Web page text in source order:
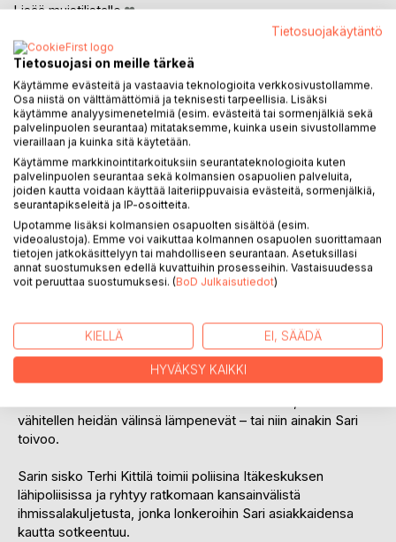
Lisää muistilistalle
KUVAUS
Lähihoitaja Sari Kuusisto työskentelee Auroran kotiavussa
Itä-Helsingissä. Hänen asiakaskuntaansa kuuluu vanhuksia,
vammaisia, mielenterveys- ja päihdeongelmaisia
kaupunkilaisia. He ovat kaikki omanlaisiaan persoonia eikä
heidän seurassaan yksikään päivä ole samanlainen.
Sari asuu Töölöntorin laidalla kissansa kanssa. Hän on
sinkku, mutta hänen sydämensä on varattu naapurissa
asuvalle Enskalle, joka matkustaa paljon työtehtävissä
vähitellen heidän välinsä lämpenevät – tai niin ainakin Sari
toivoo.
Sarin sisko Terhi Kittilä toimii poliisina Itäkeskuksen
lähipoliisissa ja ryhtyy ratkomaan kansainvälistä
ihmissalakuljetusta, jonka lonkeroihin Sari asiakkaidensa
kautta sotkeentuu.
Tietosuojakäytäntö
Tietosuojasi on meille tärkeä
Käytämme evästeitä ja vastaavia teknologioita verkkosivustollamme.
Osa niistä on välttämättömiä ja teknisesti tarpeellisia. Lisäksi
käytämme analyysimenetelmiä (esim. evästeitä tai sormenjälkiä sekä
palvelinpuolen seurantaa) mitataksemme, kuinka usein sivustollamme
vieraillaan ja kuinka sitä käytetään.
Käytämme markkinointitarkoituksiin seurantateknologioita kuten
palvelinpuolen seurantaa sekä kolmansien osapuolien palveluita,
joiden kautta voidaan käyttää laiteriippuvaisia evästeitä, sormenjälkiä,
seurantapikseleitä ja IP-osoitteita.
Upotamme lisäksi kolmansien osapuolten sisältöä (esim.
videoalustoja). Emme voi vaikuttaa kolmannen osapuolen suorittamaan
tietojen jatkokäsittelyyn tai mahdolliseen seurantaan. Asetuksillasi
annat suostumuksen edellä kuvattuihin prosesseihin. Vastaisuudessa
voit peruuttaa suostumuksesi. (BoD Julkaisutiedot)
KIELLÄ EI, SÄÄDÄ
HYVÄKSY KAIKKI